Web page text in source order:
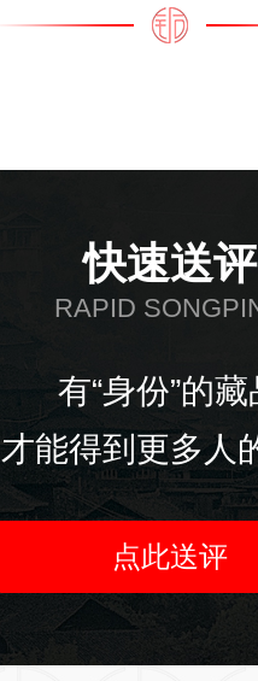
快速送评
RAPID
有“身份”的藏
才能得到更多人
点此送评